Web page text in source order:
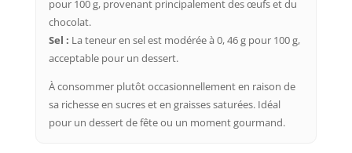
pour 100 g, provenant principalement des œufs et du
chocolat.
Sel : La teneur en sel est modérée à 0, 46 g pour 100 g,
acceptable pour un dessert.
À consommer plutôt occasionnellement en raison de
sa richesse en sucres et en graisses saturées. Idéal
pour un dessert de fête ou un moment gourmand.